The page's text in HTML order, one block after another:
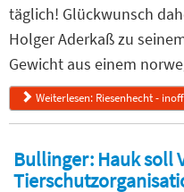
täglich! Glückwunsch
Holger Aderkaß zu
Gewicht aus einem
Weiterlesen: Riesenhecht -
Bullinger: Hauk soll